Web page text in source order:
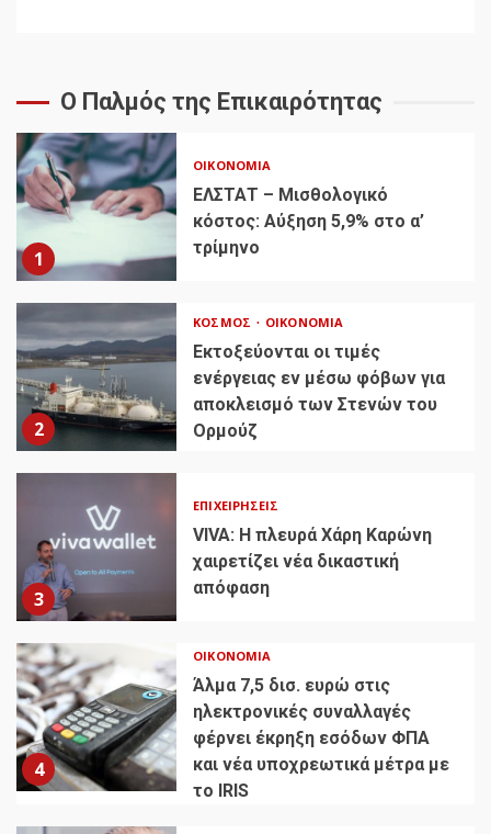
Ο Παλμός της Επικαιρότητας
1
ΟΙΚΟΝΟΜΊΑ
ΕΛΣΤΑΤ – Μισθολογικό
κόστος: Αύξηση 5,9% στο α’
τρίμηνο
2
ΚΌΣΜΟΣ ΟΙΚΟΝΟΜΊΑ
Εκτοξεύονται οι τιμές
ενέργειας εν μέσω φόβων για
αποκλεισμό των Στενών του
Ορμούζ
3
ΕΠΙΧΕΙΡΉΣΕΙΣ
VIVA: Η πλευρά Χάρη Καρώνη
χαιρετίζει νέα δικαστική
απόφαση
4
ΟΙΚΟΝΟΜΊΑ
Άλμα 7,5 δισ. ευρώ στις
ηλεκτρονικές συναλλαγές
φέρνει έκρηξη εσόδων ΦΠΑ
και νέα υποχρεωτικά μέτρα με
το IRIS